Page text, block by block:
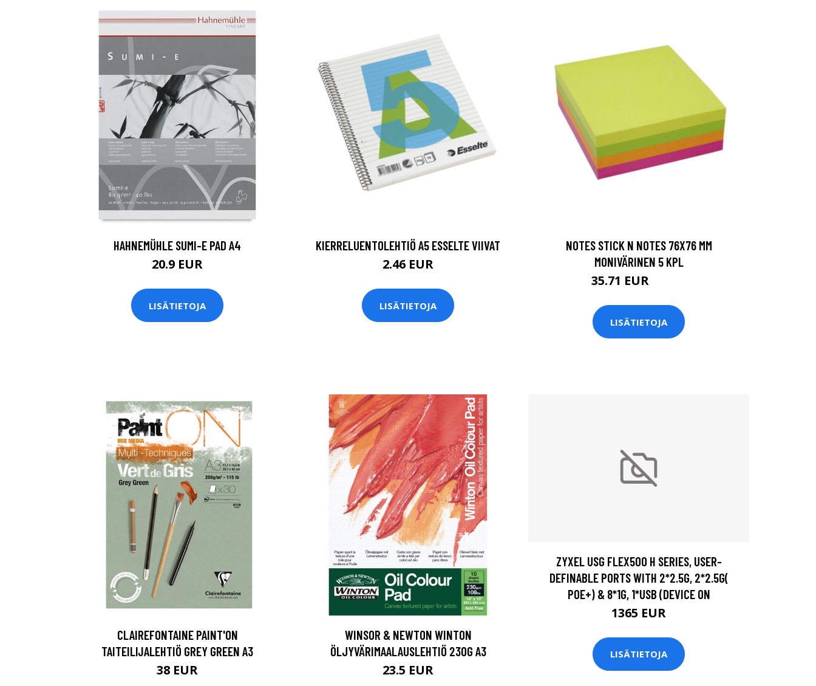
HAHNEMÜHLE SUMI-E PAD A4
20.9 EUR
LISÄTIETOJA
KIERRELUENTOLEHTIÖ A5 ESSELTE VIIVAT
2.46 EUR
LISÄTIETOJA
NOTES STICK N NOTES 76X76 MM
MONIVÄRINEN 5 KPL
35.71 EUR
LISÄTIETOJA
CLAIREFONTAINE PAINT'ON
TAITEILIJALEHTIÖ GREY GREEN A3
38 EUR
WINSOR & NEWTON WINTON
ÖLJYVÄRIMAALAUSLEHTIÖ 230G A3
23.5 EUR
ZYXEL USG FLEX500 H SERIES, USER-
DEFINABLE PORTS WITH 2*2.5G, 2*2.5G(
POE+) & 8*1G, 1*USB (DEVICE ON
1365 EUR
LISÄTIETOJA